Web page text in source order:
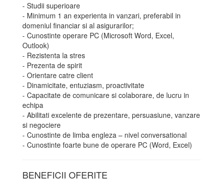
- Studii superioare
- Minimum 1 an experienta in vanzari, preferabil in
domeniul financiar si al asigurarilor;
- Cunostinte operare PC (Microsoft Word, Excel,
Outlook)
- Rezistenta la stres
- Prezenta de spirit
- Orientare catre client
- Dinamicitate, entuziasm, proactivitate
- Capacitate de comunicare si colaborare, de lucru in
echipa
- Abilitati excelente de prezentare, persuasiune, vanzare
si negociere
- Cunostinte de limba engleza – nivel conversational
- Cunostinte foarte bune de operare PC (Word, Excel)
BENEFICII OFERITE